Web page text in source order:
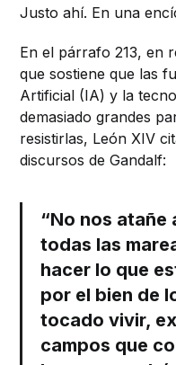
Justo ahí. En una
En el párrafo 213, en
que sostiene que las
Artificial (IA) y la
demasiado grandes
resistirlas, León XIV
discursos de Gandalf:
“No nos atañe
todas las
hacer lo que
por el bien de
tocado vivir,
campos que